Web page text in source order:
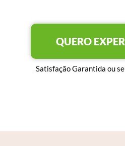
QUERO
Satisfação Garantida ou